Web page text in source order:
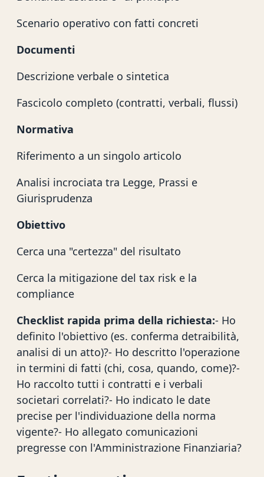
Scenario operativo con fatti concreti
Documenti
Descrizione verbale o sintetica
Fascicolo completo (contratti, verbali, flussi)
Normativa
Riferimento a un singolo articolo
Analisi incrociata tra Legge, Prassi e
Giurisprudenza
Obiettivo
Cerca una "certezza" del risultato
Cerca la mitigazione del tax risk e la
compliance
Checklist rapida prima della richiesta:- Ho
definito l'obiettivo (es. conferma detraibilità,
analisi di un atto)?- Ho descritto l'operazione
in termini di fatti (chi, cosa, quando, come)?-
Ho raccolto tutti i contratti e i verbali
societari correlati?- Ho indicato le date
precise per l'individuazione della norma
vigente?- Ho allegato comunicazioni
pregresse con l'Amministrazione Finanziaria?